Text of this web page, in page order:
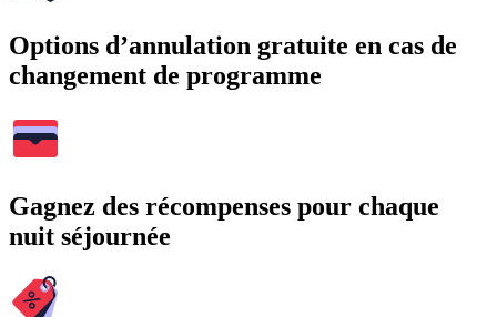
Options d’annulation gratuite en cas de
changement de programme
Gagnez des récompenses pour chaque
nuit séjournée